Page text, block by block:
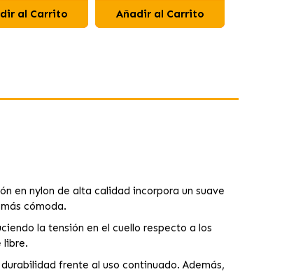
al Carrito Añadir al Carrito
en nylon de alta calidad incorpora un suave
cómoda.
la tensión en el cuello respecto a los
libre.
frente al uso continuado. Además,